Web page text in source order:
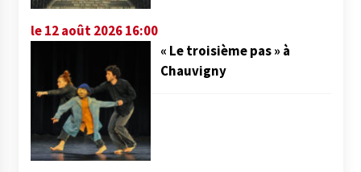
le 12 août 2026 16:00
« Le troisième pas » à
Chauvigny